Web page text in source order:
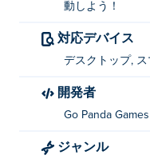
動しよう！
対応デバイス
デスクトップ,
開発者
Go Panda
ジャンル